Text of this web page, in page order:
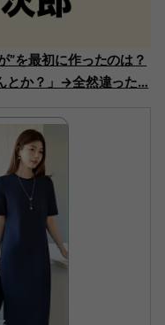
”を最初に作ったのは？
とか？」→全然違った…